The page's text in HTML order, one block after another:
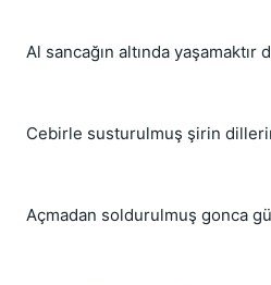
Al sancağın altında yaşamaktır
Cebirle susturulmuş şirin
Açmadan soldurulmuş gonca